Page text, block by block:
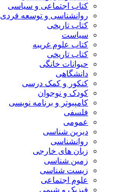
کتاب اجتماعی و سیاسی
روانشناسی و توسعه فردی
کتاب تاریخی
سیاست
کتاب علوم غریبه
کتاب تاریخی
حیوانات خانگی
دانشگاهی
کنکور و کمک‌ درسی
کودک و نوجوان
کامپیوتر و برنامه نویسی
فلسفی
عمومی
دیرین شناسی
روانشناسی
زبان های خارجی
زمین شناسی
زیست شناسی
علوم اجتماعی
فیزیک و شیمی